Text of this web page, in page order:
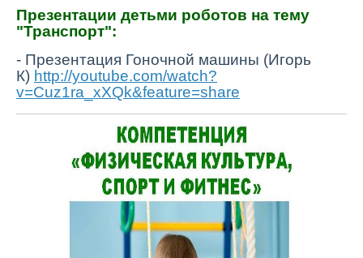
Презентации детьми роботов на тему
"Транспорт":
- Презентация Гоночной машины (Игорь
К) http://youtube.com/watch?
v=Cuz1ra_xXQk&feature=share